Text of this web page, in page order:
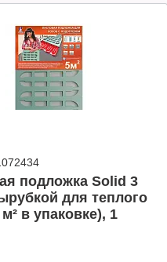
подложка Solid 3
для теплого
в упаковке), 1